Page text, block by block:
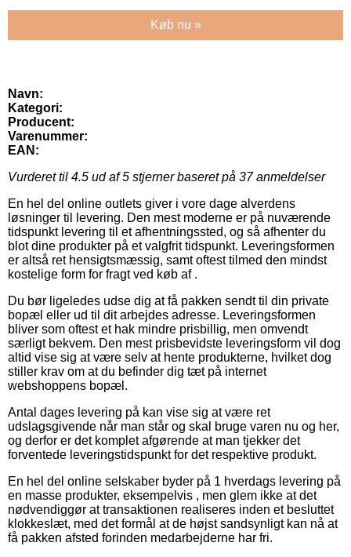
Køb nu »
Navn:
Kategori:
Producent:
Varenummer:
EAN:
Vurderet til 4.5 ud af 5 stjerner baseret på 37anmeldelser
En hel del online outlets giver i vore dage alverdens
løsninger til levering. Den mest moderne er på nuværende
tidspunkt levering til et afhentningssted, og så afhenter du
blot dine produkter på et valgfrit tidspunkt. Leveringsformen
er altså ret hensigtsmæssig, samt oftest tilmed den mindst
kostelige form for fragt ved køb af .
Du bør ligeledes udse dig at få pakken sendt til din private
bopæl eller ud til dit arbejdes adresse. Leveringsformen
bliver som oftest et hak mindre prisbillig, men omvendt
særligt bekvem. Den mest prisbevidste leveringsform vil dog
altid vise sig at være selv at hente produkterne, hvilket dog
stiller krav om at du befinder dig tæt på internet
webshoppens bopæl.
Antal dages levering på kan vise sig at være ret
udslagsgivende når man står og skal bruge varen nu og her,
og derfor er det komplet afgørende at man tjekker det
forventede leveringstidspunkt for det respektive produkt.
En hel del online selskaber byder på 1 hverdags levering på
en masse produkter, eksempelvis , men glem ikke at det
nødvendiggør at transaktionen realiseres inden et besluttet
klokkeslæt, med det formål at de højst sandsynligt kan nå at
få pakken afsted forinden medarbejderne har fri.